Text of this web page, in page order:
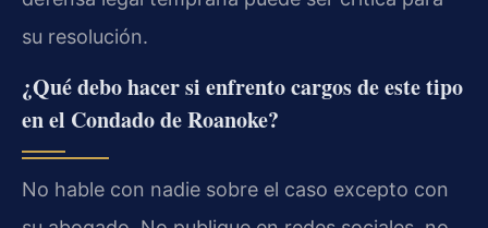
su resolución.
¿Qué debo hacer si enfrento cargos de este tipo
en el Condado de Roanoke?
No hable con nadie sobre el caso excepto con